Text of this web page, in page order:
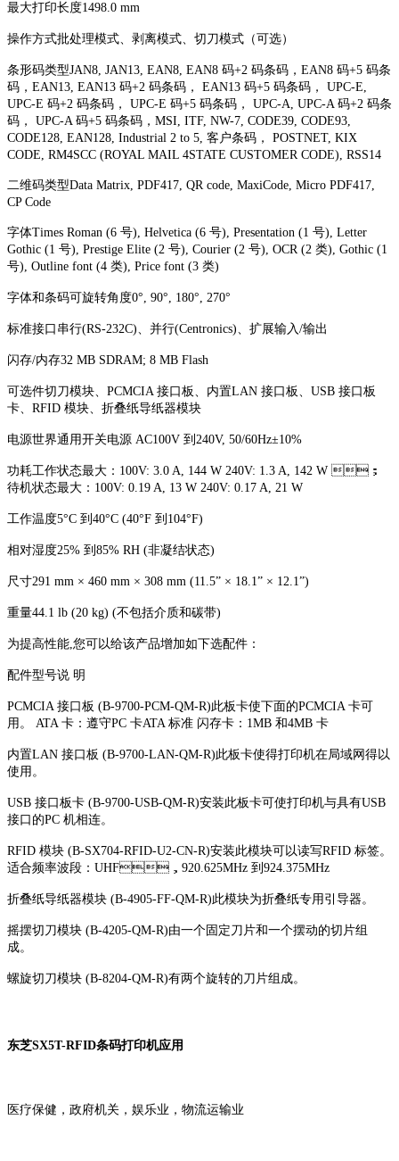
最大打印长度1498.0 mm
操作方式批处理模式、剥离模式、切刀模式（可选）
条形码类型JAN8, JAN13, EAN8, EAN8 码+2 码条码，EAN8 码+5 码条
码，EAN13, EAN13 码+2 码条码， EAN13 码+5 码条码， UPC-E,
UPC-E 码+2 码条码， UPC-E 码+5 码条码， UPC-A, UPC-A 码+2 码条
码， UPC-A 码+5 码条码，MSI, ITF, NW-7, CODE39, CODE93,
CODE128, EAN128, Industrial 2 to 5, 客户条码， POSTNET, KIX
CODE, RM4SCC (ROYAL MAIL 4STATE CUSTOMER CODE), RSS14
二维码类型Data Matrix, PDF417, QR code, MaxiCode, Micro PDF417,
CP Code
字体Times Roman (6 号), Helvetica (6 号), Presentation (1 号), Letter
Gothic (1 号), Prestige Elite (2 号), Courier (2 号), OCR (2 类), Gothic (1
号), Outline font (4 类), Price font (3 类)
字体和条码可旋转角度0°, 90°, 180°, 270°
标准接口串行(RS-232C)、并行(Centronics)、扩展输入/输出
闪存/内存32 MB SDRAM; 8 MB Flash
可选件切刀模块、PCMCIA 接口板、内置LAN 接口板、USB 接口板
卡、RFID 模块、折叠纸导纸器模块
电源世界通用开关电源 AC100V 到240V, 50/60Hz±10%
功耗工作状态最大：100V: 3.0 A, 144 W 240V: 1.3 A, 142 W ；
待机状态最大：100V: 0.19 A, 13 W 240V: 0.17 A, 21 W
工作温度5°C 到40°C (40°F 到104°F)
相对湿度25% 到85% RH (非凝结状态)
尺寸291 mm × 460 mm × 308 mm (11.5” × 18.1” × 12.1”)
重量44.1 lb (20 kg) (不包括介质和碳带)
为提高性能,您可以给该产品增加如下选配件：
配件型号说 明
PCMCIA 接口板 (B-9700-PCM-QM-R)此板卡使下面的PCMCIA 卡可
用。 ATA 卡：遵守PC 卡ATA 标准 闪存卡：1MB 和4MB 卡
内置LAN 接口板 (B-9700-LAN-QM-R)此板卡使得打印机在局域网得以
使用。
USB 接口板卡 (B-9700-USB-QM-R)安装此板卡可使打印机与具有USB
接口的PC 机相连。
RFID 模块 (B-SX704-RFID-U2-CN-R)安装此模块可以读写RFID 标签。
适合频率波段：UHF，920.625MHz 到924.375MHz
折叠纸导纸器模块 (B-4905-FF-QM-R)此模块为折叠纸专用引导器。
摇摆切刀模块 (B-4205-QM-R)由一个固定刀片和一个摆动的切片组
成。
螺旋切刀模块 (B-8204-QM-R)有两个旋转的刀片组成。
东芝SX5T-RFID条码打印机应用
医疗保健，政府机关，娱乐业，物流运输业